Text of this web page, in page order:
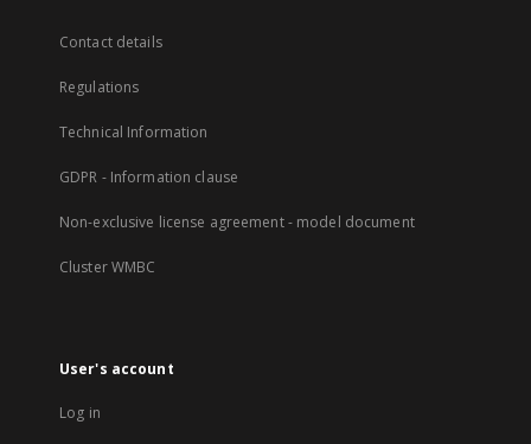
Contact details
Regulations
Technical Information
GDPR - Information clause
Non-exclusive license agreement - model document
Cluster WMBC
User's account
Log in